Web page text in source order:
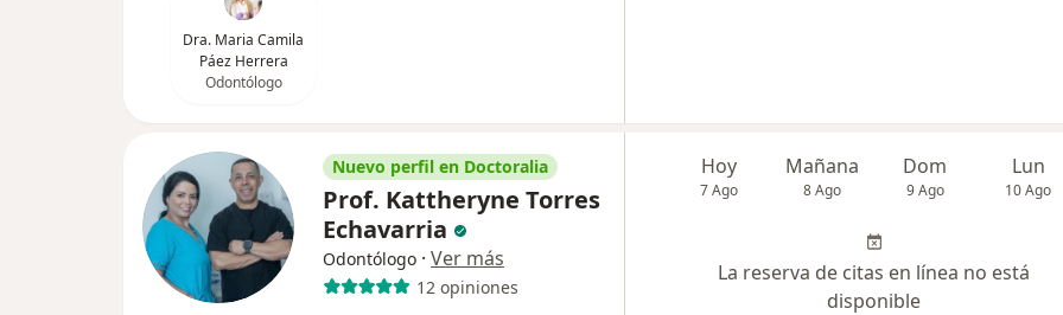
Dra. Maria Camila
Páez Herrera
Odontólogo
Nuevo perfil en Doctoralia
Prof. Kattheryne Torres
Echavarria
Odontólogo · Ver más
12 opiniones
Hoy
7 Ago
Mañana
8 Ago
Dom
9 Ago
Lun
10 Ago
La reserva de citas en línea no está
disponible